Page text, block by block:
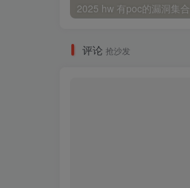
2025 hw 有poc的漏洞集合
评论 抢沙发